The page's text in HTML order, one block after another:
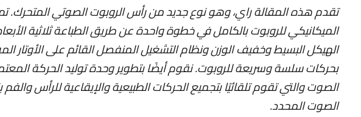
تقدم هذه المقالة راي، وهو نوع جديد من رأس الروبوت الصوتي المتحرك. تم
الميكانيكي للروبوت بالكامل في خطوة واحدة عن طريق الطباعة ثلاثية
الهيكل البسيط وخفيف الوزن ونظام التشغيل المنفصل القائم على الأوتار
بحركات سلسة وسريعة للروبوت. نقوم أيضًا بتطوير وحدة توليد الحركة
الصوت والتي تقوم تلقائيًا بتجميع الحركات الطبيعية والإيقاعية للرأس والفم
الصوت المحدد.